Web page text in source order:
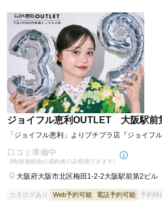
ジョイフル恵利OUTLET 大阪駅前
「ジョイフル恵利」よりプチプラ店『ジョイフ
口コミ準備中
(My振袖経由の成約者のみ投稿できます)
大阪府大阪市北区梅田1-2-2大阪駅前第2ビ
カタログあり Web予約可能 電話予約可能 予約特